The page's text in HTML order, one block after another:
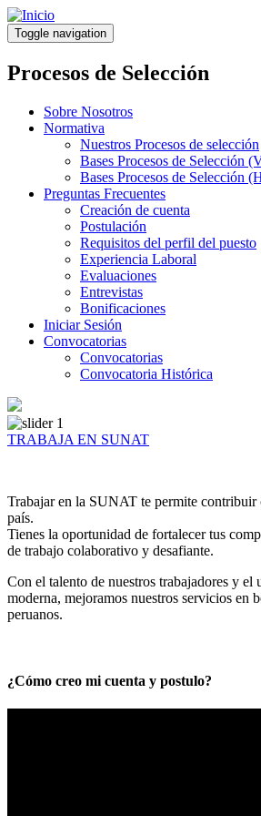
Pasar
al
contenido
principal
Toggle navigation
Procesos de Selección
Sobre Nosotros
Normativa
Nuestros Procesos de selección
Bases Procesos de Selección
Bases Procesos de Selección
Preguntas Frecuentes
Creación de cuenta
Postulación
Requisitos del perfil del puesto
Experiencia Laboral
Evaluaciones
Entrevistas
Bonificaciones
Iniciar Sesión
Convocatorias
Convocatorias
Convocatoria Histórica
TRABAJA EN SUNAT
Trabajar en la SUNAT te permite contribuir
país.
Tienes la oportunidad de fortalecer tus
de trabajo colaborativo y desafiante.
Con el talento de nuestros trabajadores y el
moderna, mejoramos nuestros servicios en
peruanos.
¿Cómo creo mi cuenta y postulo?